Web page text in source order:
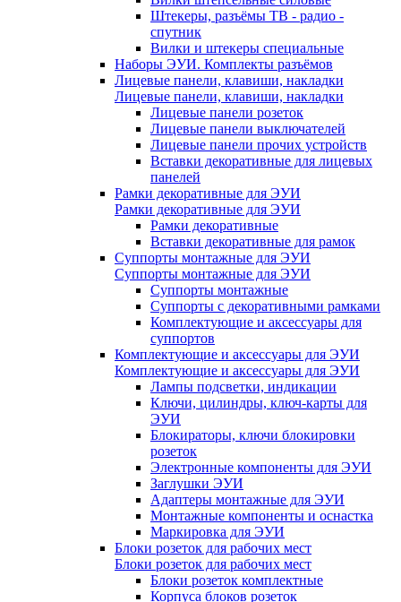
Штекеры, разъёмы ТВ - радио -
спутник
Вилки и штекеры специальные
Наборы ЭУИ. Комплекты разъёмов
Лицевые панели, клавиши, накладки
Лицевые панели, клавиши, накладки
Лицевые панели розеток
Лицевые панели выключателей
Лицевые панели прочих устройств
Вставки декоративные для лицевых
панелей
Рамки декоративные для ЭУИ
Рамки декоративные для ЭУИ
Рамки декоративные
Вставки декоративные для рамок
Суппорты монтажные для ЭУИ
Суппорты монтажные для ЭУИ
Суппорты монтажные
Суппорты с декоративными рамками
Комплектующие и аксессуары для
суппортов
Комплектующие и аксессуары для ЭУИ
Комплектующие и аксессуары для ЭУИ
Лампы подсветки, индикации
Ключи, цилиндры, ключ-карты для
ЭУИ
Блокираторы, ключи блокировки
розеток
Электронные компоненты для ЭУИ
Заглушки ЭУИ
Адаптеры монтажные для ЭУИ
Монтажные компоненты и оснастка
Маркировка для ЭУИ
Блоки розеток для рабочих мест
Блоки розеток для рабочих мест
Блоки розеток комплектные
Корпуса блоков розеток